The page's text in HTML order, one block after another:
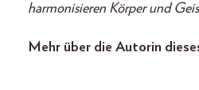
harmonisieren Körper und
Mehr über die Autorin